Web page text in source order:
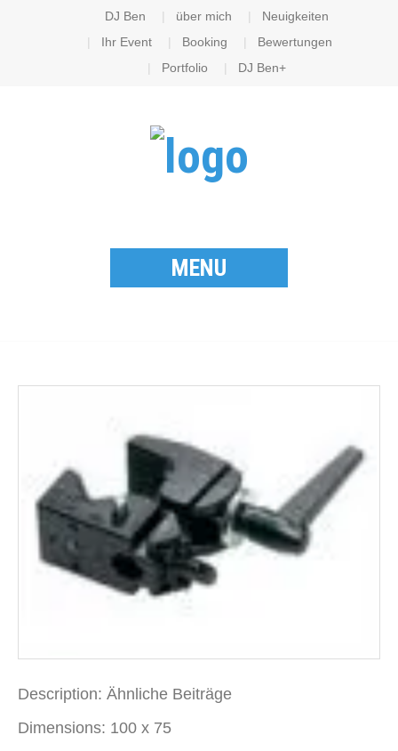
DJ Ben über mich
Neuigkeiten
Ihr Event
Booking
Bewertungen
Portfolio
DJ Ben+
MENU
Description: Ähnliche Beiträge
Dimensions: 100 x 75